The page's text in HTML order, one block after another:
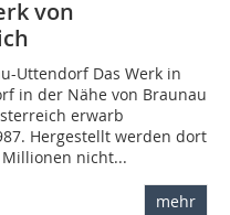
von
Uttendorf Das Werk in
in der Nähe von Braunau
erwarb
Hergestellt werden dort
nicht...
mehr